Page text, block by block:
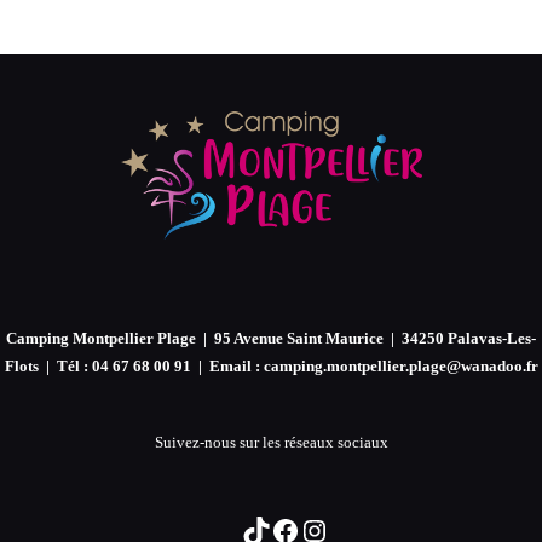
DES
PUBLICATIONS
Camping Montpellier Plage | 95 Avenue Saint Maurice | 34250 Palavas-Les-
Flots | Tél : 04 67 68 00 91 | Email : camping.montpellier.plage@wanadoo.fr
Suivez-nous sur les réseaux sociaux
TikTok
Facebook
Instagram